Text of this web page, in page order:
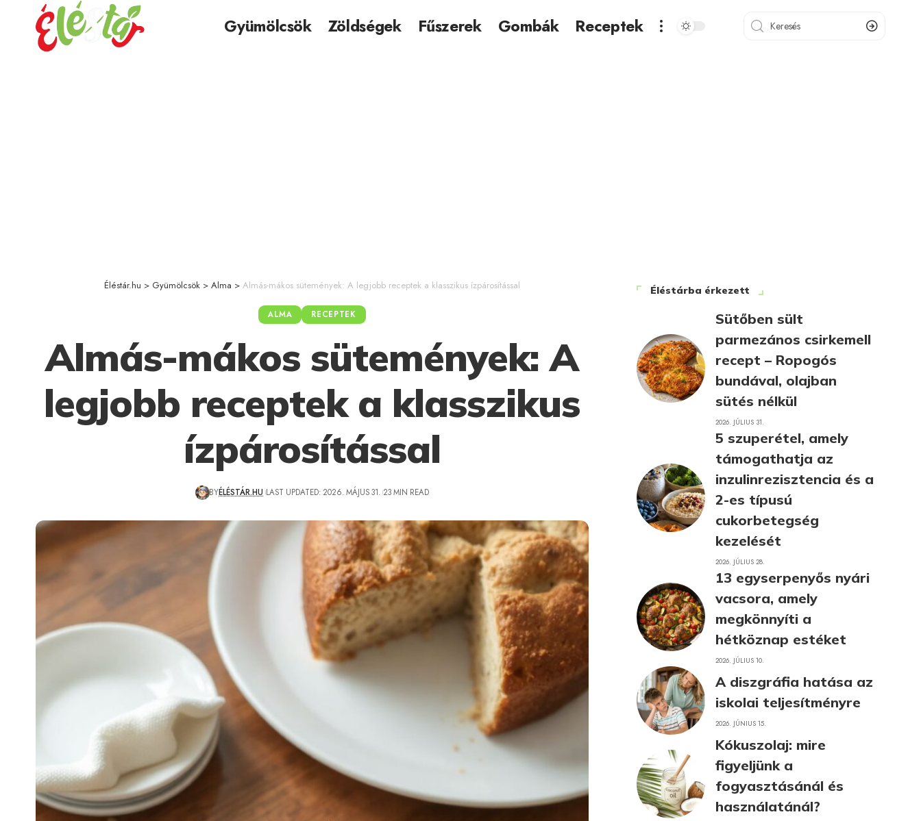
Gyümölcsök Zöldségek Fűszerek Gombák Receptek
Éléstár.hu > Gyümölcsök> Alma > Almás-mákos sütemények: A legjobb receptek a klasszikus ízpárosítással
ALMA RECEPTEK
Almás-mákos sütemények: A
legjobb receptek a klasszikus
ízpárosítással
BYÉLÉSTÁR.HU LAST UPDATED: 2026. MÁJUS 31. 23 MIN READ
Éléstárba érkezett
Sütőben sült
parmezános csirkemell
recept – Ropogós
bundával, olajban
sütés nélkül
2026. JÚLIUS 31.
5 szuperétel, amely
támogathatja az
inzulinrezisztencia és a
2-es típusú
cukorbetegség
kezelését
2026. JÚLIUS 28.
13 egyserpenyős nyári
vacsora, amely
megkönnyíti a
hétköznap estéket
2026. JÚLIUS 10.
A diszgráfia hatása az
iskolai teljesítményre
2026. JÚNIUS 15.
Kókuszolaj: mire
figyeljünk a
fogyasztásánál és
használatánál?